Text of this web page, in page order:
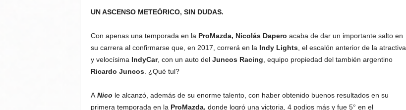
UN ASCENSO METEÓRICO, SIN DUDAS.
Con apenas una temporada en la ProMazda, Nicolás Dapero acaba de dar un importante salto en
su carrera al confirmarse que, en 2017, correrá en la Indy Lights, el escalón anterior de la atractiva
y velocísima IndyCar, con un auto del Juncos Racing , equipo propiedad del también argentino
Ricardo Juncos. ¿Qué tul?
ANico le alcanzó, además de su enorme talento, con haber obtenido buenos resultados en su
primera temporada en la ProMazda, donde logró una victoria, 4 podios más y fue 5° en el